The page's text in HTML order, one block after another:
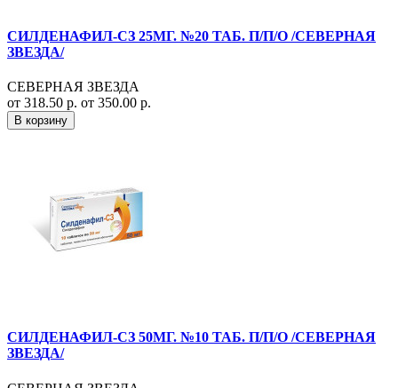
СИЛДЕНАФИЛ-СЗ 25МГ. №20 ТАБ. П/П/О /СЕВЕРНАЯ
ЗВЕЗДА/
СЕВЕРНАЯ ЗВЕЗДА
от 318.50 р. от 350.00 р.
В корзину
СИЛДЕНАФИЛ-СЗ 50МГ. №10 ТАБ. П/П/О /СЕВЕРНАЯ
ЗВЕЗДА/